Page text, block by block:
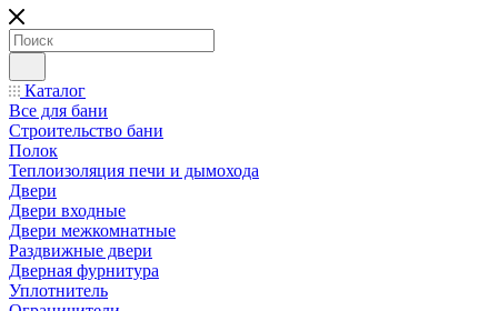
Каталог
Все для бани
Строительство бани
Полок
Теплоизоляция печи и дымохода
Двери
Двери входные
Двери межкомнатные
Раздвижные двери
Дверная фурнитура
Уплотнитель